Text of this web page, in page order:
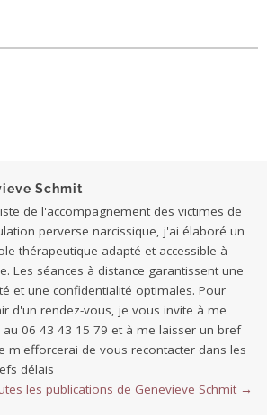
Schmit
de l'accompagnement des victimes de
perverse narcissique, j'ai élaboré un
thérapeutique adapté et accessible à
Les séances à distance garantissent une
et une confidentialité optimales. Pour
d'un rendez-vous, je vous invite à me
06 43 43 15 79 et à me laisser un bref
m'efforcerai de vous recontacter dans les
délais
les publications de Genevieve Schmit →